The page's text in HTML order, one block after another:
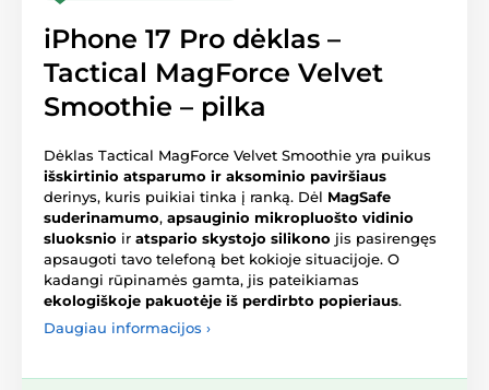
iPhone 17 Pro dėklas –
Tactical MagForce Velvet
Smoothie – pilka
Dėklas Tactical MagForce Velvet Smoothie yra puikus
išskirtinio atsparumo ir aksominio paviršiaus
derinys, kuris puikiai tinka į ranką. Dėl MagSafe
suderinamumo, apsauginio mikropluošto vidinio
sluoksnio ir atspario skystojo silikono jis pasirengęs
apsaugoti tavo telefoną bet kokioje situacijoje. O
kadangi rūpinamės gamta, jis pateikiamas
ekologiškoje pakuotėje iš perdirbto popieriaus.
Daugiau informacijos ›